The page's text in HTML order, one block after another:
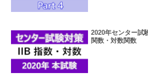
2020年センター試験 数
関数・対数関数